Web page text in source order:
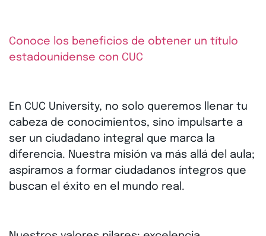
Conoce los beneficios de obtener un título
estadounidense con CUC
En CUC University, no solo queremos llenar tu
cabeza de conocimientos, sino impulsarte a
ser un ciudadano integral que marca la
diferencia. Nuestra misión va más allá del aula;
aspiramos a formar ciudadanos íntegros que
buscan el éxito en el mundo real.